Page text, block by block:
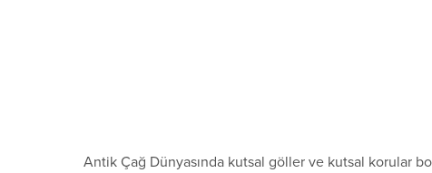
Antik Çağ Dünyasında kutsal göller ve kutsal korular